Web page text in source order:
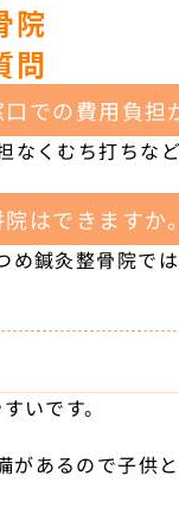
院
問
での費用負担
くむち打ちな
はできますか。
鍼灸整骨院で
いです。
あるので子供と